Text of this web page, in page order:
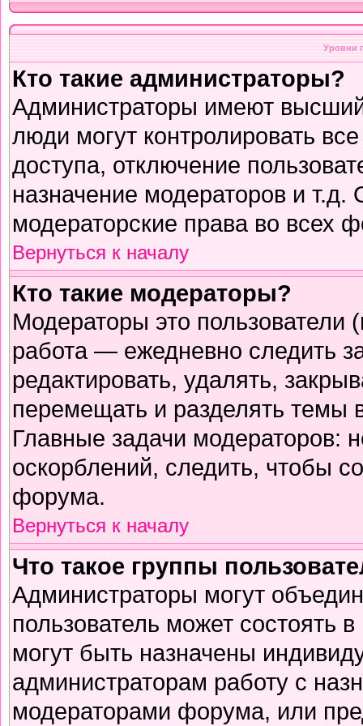
Уровни
Кто такие администраторы?
Администраторы имеют
люди могут контролировать
доступа, отключение
назначение модераторов и
модераторские права во всех
Вернуться к началу
Кто такие модераторы?
Модераторы это пользователи
работа — ежедневно следить
редактировать, удалять,
перемещать и разделять темы
Главные задачи модераторов:
оскорблений, следить, чтобы
форума.
Вернуться к началу
Что такое группы
Администраторы могут
пользователь может состоять
могут быть назначены
администраторам работу с
модераторами форума, или